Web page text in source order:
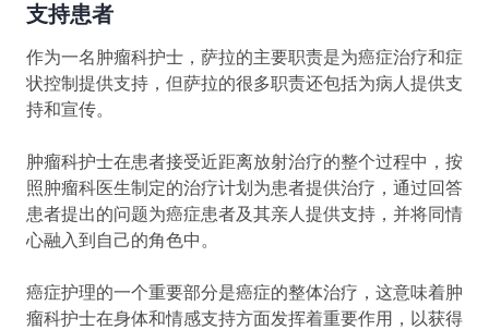
支持患者
作为一名肿瘤科护士，萨拉的主要职责是为癌症治疗和症
状控制提供支持，但萨拉的很多职责还包括为病人提供支
持和宣传。
肿瘤科护士在患者接受近距离放射治疗的整个过程中，按
照肿瘤科医生制定的治疗计划为患者提供治疗，通过回答
患者提出的问题为癌症患者及其亲人提供支持，并将同情
心融入到自己的角色中。
癌症护理的一个重要部分是癌症的整体治疗，这意味着肿
瘤科护士在身体和情感支持方面发挥着重要作用，以获得